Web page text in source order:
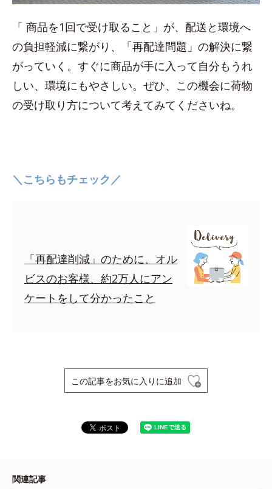
「 商品を1回で受け取ること」が、配送と環境へ
の負担軽減に繋がり、「再配達問題」の解決に繋
がっていく。すぐに商品が手に入って自分もうれ
しい、環境にもやさしい。ぜひ、この機会に荷物
の受け取り方について考えてみてくださいね。
＼こちらもチェック／
「再配達削減」のために、オル
ビスのお客様、約2万人にアン
ケートをして分かったこと
この記事をお気に入りに追加
関連記事